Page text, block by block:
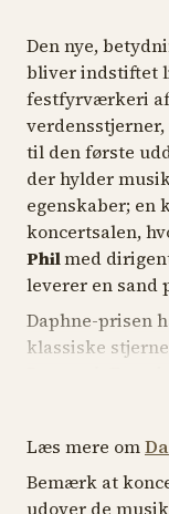
Jacob Gade
Arier og duetter
Puccini,
Sergei
2 i c-mol, op. 18
Den nye,
bliver indstiftet
festfyrværkeri
til den første
der hylder
egenskaber; en
koncertsalen,
Philmed
leverer en sand
Daphne-prisen
klassiske
En pris af
de allerstørste
en eksplosiv
Læs mere om
Bemærk at
udover de